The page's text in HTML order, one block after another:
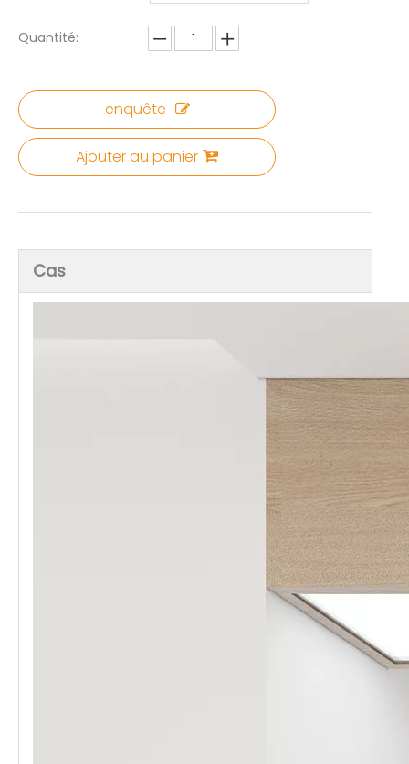
Quantité:
enquête
Ajouter au panier
Cas